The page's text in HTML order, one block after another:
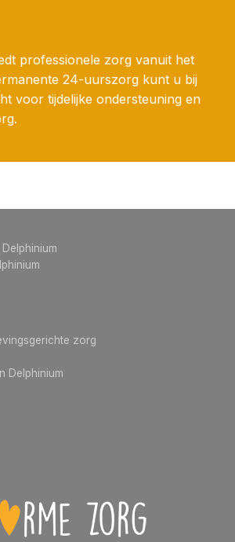
professionele zorg vanuit het
24-uurszorg kunt u bij
voor tijdelijke ondersteuning en
zorg
Delphinium